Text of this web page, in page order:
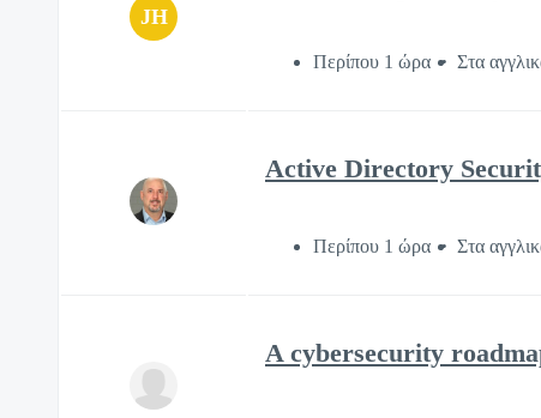
JH
Περίπου 1 ώρα Στα
Active Directory
Περίπου 1 ώρα Στα
A cybersecurity